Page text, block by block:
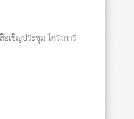
ชิญประชุม โครงการ